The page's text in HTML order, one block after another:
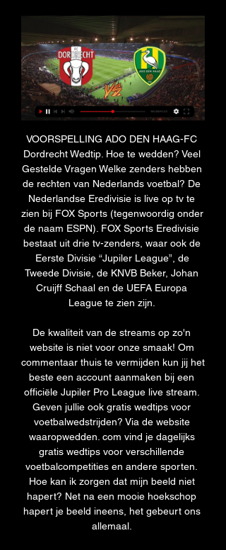
VOORSPELLING ADO DEN HAAG-FC
Dordrecht Wedtip. Hoe te wedden? Veel
Gestelde Vragen Welke zenders hebben
de rechten van Nederlands voetbal? De
Nederlandse Eredivisie is live op tv te
zien bij FOX Sports (tegenwoordig onder
de naam ESPN). FOX Sports Eredivisie
bestaat uit drie tv-zenders, waar ook de
Eerste Divisie “Jupiler League”, de
Tweede Divisie, de KNVB Beker, Johan
Cruijff Schaal en de UEFA Europa
League te zien zijn.
De kwaliteit van de streams op zo'n
website is niet voor onze smaak! Om
commentaar thuis te vermijden kun jij het
beste een account aanmaken bij een
officiële Jupiler Pro League live stream.
Geven jullie ook gratis wedtips voor
voetbalwedstrijden? Via de website
waaropwedden. com vind je dagelijks
gratis wedtips voor verschillende
voetbalcompetities en andere sporten.
Hoe kan ik zorgen dat mijn beeld niet
hapert? Net na een mooie hoekschop
hapert je beeld ineens, het gebeurt ons
allemaal.